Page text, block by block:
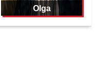
Olga